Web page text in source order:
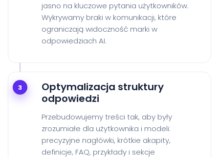
jasno na kluczowe pytania użytkowników.
Wykrywamy braki w komunikacji, które
ograniczają widoczność marki w
odpowiedziach AI.
3
Optymalizacja struktury
odpowiedzi
Przebudowujemy treści tak, aby były
zrozumiałe dla użytkownika i modeli:
precyzyjne nagłówki, krótkie akapity,
definicje, FAQ, przykłady i sekcje